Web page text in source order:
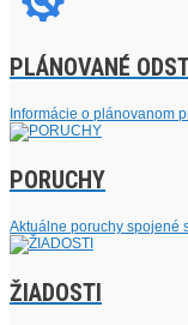
PLÁNOVANÉ
Informácie o plánovanom
PORUCHY
Aktuálne poruchy spojené
ŽIADOSTI